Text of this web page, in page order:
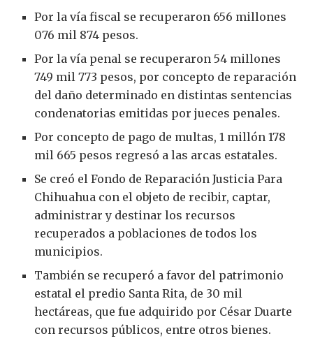
Por la vía fiscal se recuperaron 656 millones
076 mil 874 pesos.
Por la vía penal se recuperaron 54 millones
749 mil 773 pesos, por concepto de reparación
del daño determinado en distintas sentencias
condenatorias emitidas por jueces penales.
Por concepto de pago de multas, 1 millón 178
mil 665 pesos regresó a las arcas estatales.
Se creó el Fondo de Reparación Justicia Para
Chihuahua con el objeto de recibir, captar,
administrar y destinar los recursos
recuperados a poblaciones de todos los
municipios.
También se recuperó a favor del patrimonio
estatal el predio Santa Rita, de 30 mil
hectáreas, que fue adquirido por César Duarte
con recursos públicos, entre otros bienes.